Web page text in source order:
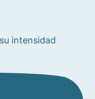
intensidad